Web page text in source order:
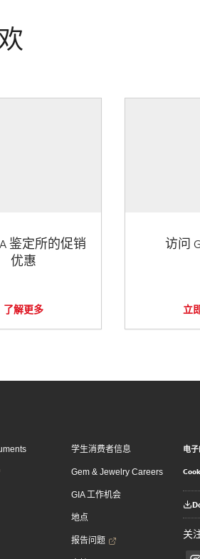
鉴定所的促销
优惠
了解更多
访问
立
学生消费者信息
Gem & Jewelry Careers
GIA 工作机会
地点
报告问题
电
关